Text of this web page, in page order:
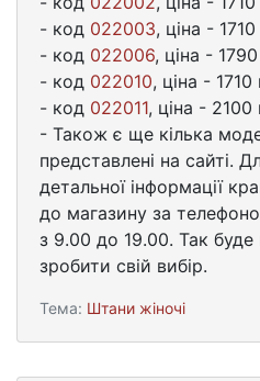
- код 022003, ціна - 1710
- код 022006, ціна -
- код 022010, ціна - 1710
- код 022011, ціна - 2100
- Також є ще кілька
представлені на сайті.
детальної інформації
до магазину за
з 9.00 до 19.00. Так
зробити свій вибір.
Тема: Штани жіночі